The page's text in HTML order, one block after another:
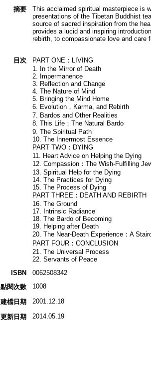
摘要
This acclaimed spiritual masterpiece is
presentations of the Tibetan Buddhist
source of sacred inspiration from the
provides a lucid and inspiring
rebirth, to compassionate love and care
目次
PART ONE：LIVING
1. In the Mirror of Death
2. Impermanence
3. Reflection and Change
4. The Nature of Mind
5. Bringing the Mind Home
6. Evolution，Karma, and Rebirth
7. Bardos and Other Realities
8. This Life：The Natural Bardo
9. The Spiritual Path
10. The Innermost Essence
PART TWO：DYING
11. Heart Advice on Helping the Dying
12. Compassion：The Wish-Fulfilling
13. Spiritual Help for the Dying
14. The Practices for Dying
15. The Process of Dying
PART THREE：DEATH AND REBIRTH
16. The Ground
17. Intrinsic Radiance
18. The Bardo of Becoming
19. Helping after Death
20. The Near-Death Experience：A
PART FOUR：CONCLUSION
21. The Universal Process
22. Servants of Peace
ISBN
0062508342
點閱次數
1008
建檔日期 2001.12.18
更新日期 2014.05.19